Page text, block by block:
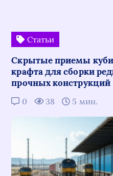
Статьи
Скрытые приемы
крафта для сборки
прочных конструкций
0 38 5 мин.